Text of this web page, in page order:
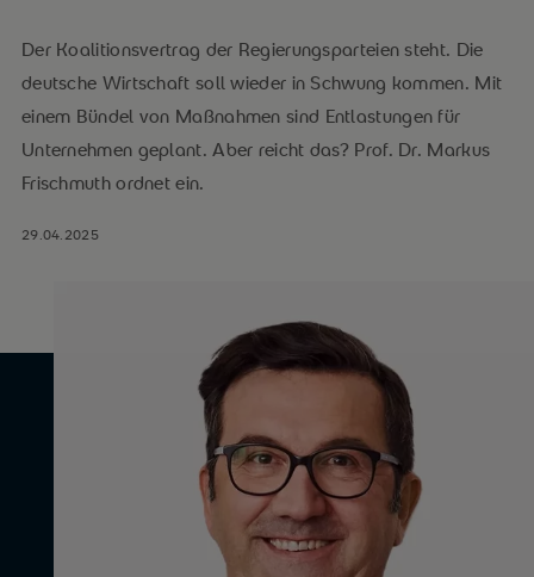
Der Koalitionsvertrag der Regierungsparteien steht. Die
deutsche Wirtschaft soll wieder in Schwung kommen. Mit
einem Bündel von Maßnahmen sind Entlastungen für
Unternehmen geplant. Aber reicht das? Prof. Dr. Markus
Frischmuth ordnet ein.
29.04.2025